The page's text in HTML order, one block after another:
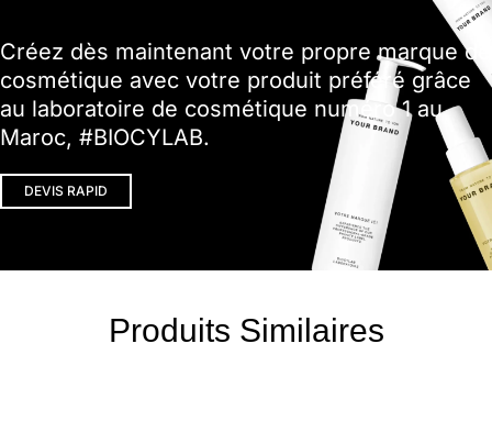
Créez dès maintenant votre propre marque de
cosmétique avec votre produit préféré grâce
au laboratoire de cosmétique numéro 1 au
Maroc, #BIOCYLAB.
DEVIS RAPID
Produits Similaires